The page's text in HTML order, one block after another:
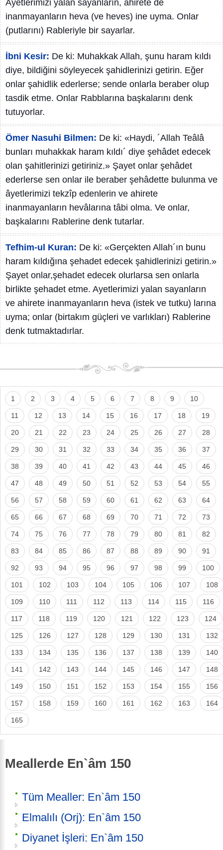
Âyetlerimizi yalan sayanların, âhirete de
inanmayanların heva (ve heves) ine uyma. Onlar
(putlarını) Rableriyle bir sayarlar.
İbni Kesir: De ki: Muhakkak Allah, şunu haram kıldı
diye, bildiğini söyleyecek şahidlerinizi getirin. Eğer
onlar şahidlik ederlerse; sende onlarla beraber olup
tasdik etme. Onlar Rabblarına başkalarını denk
tutuyorlar.
Ömer Nasuhi Bilmen: De ki: «Haydi, ´Allah Teâlâ
bunları muhakkak haram kıldı´ diye şehâdet edecek
olan şahitlerinizi getiriniz.» Şayet onlar şehâdet
ederlerse sen onlar ile beraber şehâdette bulunma ve
âyetlerimizi tekzîp edenlerin ve ahirete
inanmayanların hevâlarına tâbi olma. Ve onlar,
başkalarını Rablerine denk tutarlar.
Tefhim-ul Kuran: De ki: «Gerçekten Allah´ın bunu
haram kıldığına şehadet edecek şahidlerinizi getirin.»
Şayet onlar,şehadet edecek olurlarsa sen onlarla
birlikte şehadet etme. Ayetlerimizi yalan sayanların
ve ahirete inanmayanların heva (istek ve tutku) larına
uyma; onlar (birtakım güçleri ve varlıkları) Rablerine
denk tutmaktadırlar.
1 2 3 4 5 6 7 8 9 10
11 12 13 14 15 16 17 18 19
20 21 22 23 24 25 26 27 28
29 30 31 32 33 34 35 36 37
38 39 40 41 42 43 44 45 46
47 48 49 50 51 52 53 54 55
56 57 58 59 60 61 62 63 64
65 66 67 68 69 70 71 72 73
74 75 76 77 78 79 80 81 82
83 84 85 86 87 88 89 90 91
92 93 94 95 96 97 98 99 100
101 102 103 104 105 106 107 108
109 110 111 112 113 114 115 116
117 118 119 120 121 122 123 124
125 126 127 128 129 130 131 132
133 134 135 136 137 138 139 140
141 142 143 144 145 146 147 148
149 150 151 152 153 154 155 156
157 158 159 160 161 162 163 164
165
Meallerde En`âm 150
Tüm Mealler: En`âm 150
Elmalılı (Orj): En`âm 150
Diyanet İşleri: En`âm 150